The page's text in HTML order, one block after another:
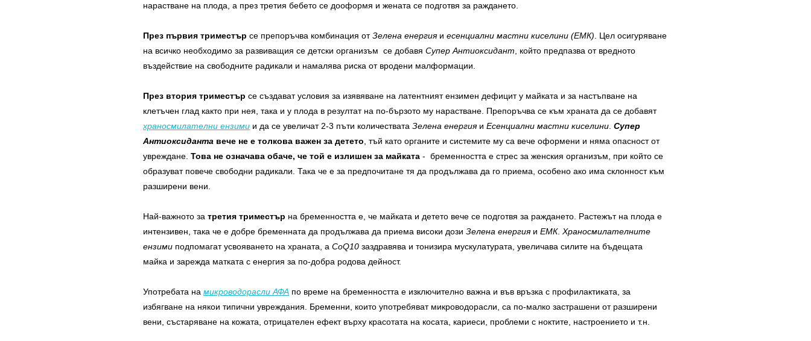
нарастване на плода, а през третия бебето се дооформя и жената се подготвя за раждането.
През първия триместър се препоръчва комбинация отЗелена енергияи есенциални мастни киселини (ЕМК) . Цел осигуряване
на всичко необходимо за развиващия се детски организъм се добавя Супер Антиоксидант , който предпазва от вредното
въздействие на свободните радикали и намалява риска от вродени малформации.
През втория триместър се създават условия за изявяване на латентният ензимен дефицит у майката и за настъпване на
клетъчен глад както при нея, така и у плода в резултат на по-бързото му нарастване. Препоръчва се към храната да се добавят
храносмилателни ензими и да се увеличат 2-3 пъти количествата Зелена енергияи Есенциални мастни киселини Супер
Антиоксиданта вече не е толкова важен за детето , тъй като органите и системите му са вече оформени и няма опасност от
увреждане. Това не означава обаче, че той е излишен за майката - бременността е стрес за женския организъм, при който се
образуват повече свободни радикали. Така че е за предпочитане тя да продължава да го приема, особено ако има склонност към
разширени вени.
Най-важното за третия триместър на бременността е, че майката и детето вече се подготвя за раждането. Растежът на плода е
интензивен, така че е добре бременната да продължава да приема високи дози Зелена енергияи ЕМК. Храносмилателните
ензими подпомагат усвояването на храната, а CoQ10 заздравява и тонизира мускулатурата, увеличава силите на бъдещата
майка и зарежда матката с енергия за по-добра родова дейност.
Употребата на микроводорасли АФА по време на бременността е изключително важна и във връзка с профилактиката, за
избягване на някои типични увреждания. Бременни, които употребяват микроводорасли, са по-малко застрашени от разширени
вени, състаряване на кожата, отрицателен ефект върху красотата на косата, кариеси, проблеми с ноктите, настроението и т.н.